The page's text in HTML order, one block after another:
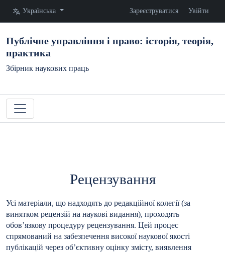
Змінити мову. Поточна мова:
Українська Зареєструватися Увійти
Публічне управління і право: історія, теорія,
практика
Збірник наукових праць
Рецензування
Усі матеріали, що надходять до редакційної колегії (за
винятком рецензій на наукові видання), проходять
обов’язкову процедуру рецензування. Цей процес
спрямований на забезпечення високої наукової якості
публікацій через об’єктивну оцінку змісту, виявлення